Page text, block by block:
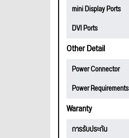
mini Display Ports
DVI Ports
Other Detail
Power Connector
Power Requirements
Waranty
การรับประกัน